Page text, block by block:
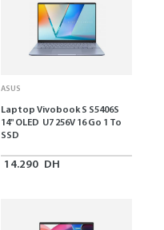
ASUS
Laptop Vivobook S S5406S
14" OLED U7 256V 16 Go 1 To
SSD
14.290 DH